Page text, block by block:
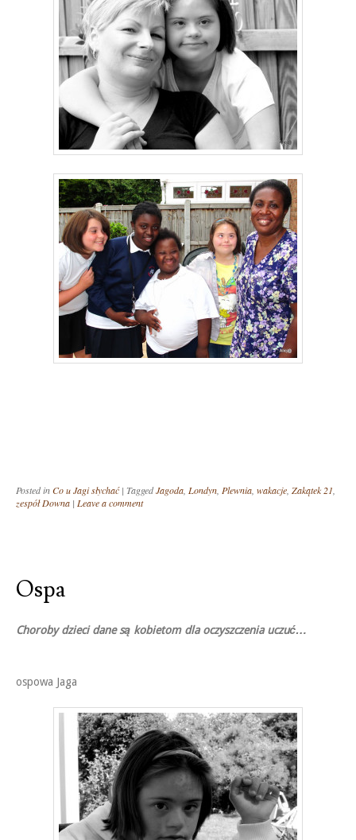
Posted inCo u Jagi słychać | TaggedJagoda, Londyn, Plewnia, wakacje, Zakątek 21,
zespół Downa | Leave a comment
Ospa
Choroby dzieci dane są kobietom dla oczyszczenia uczuć…
ospowa Jaga